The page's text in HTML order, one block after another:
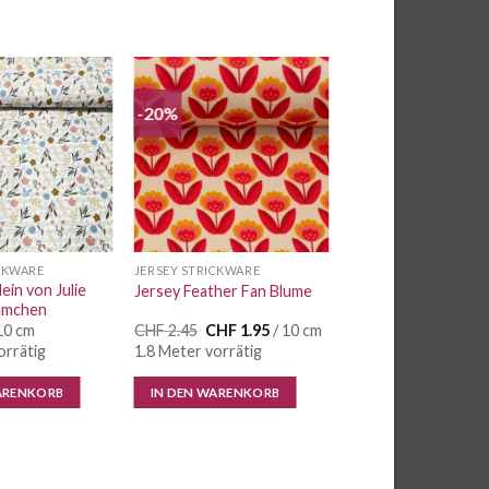
Auf die
Wunschliste
von Julie
cm
-20%
Auf die
Wunschliste
JERSEY STRICKWARE
Jersey Feather Fan Blume
CHF2.45 Ursprünglicher
Preis
war:
CHF 2.45
CHF 1.95Aktueller
CHF 1.95.
/ 10 cm
1.8 Meter vorrätig
IN DEN WARENKORB